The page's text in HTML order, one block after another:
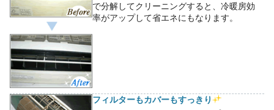
で分解してクリーニングすると、冷暖房効
率がアップして省エネにもなります。
フィルターもカバーもすっきり